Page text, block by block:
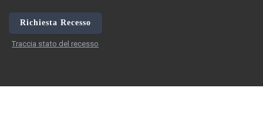
Richiesta Recesso
Traccia stato del recesso